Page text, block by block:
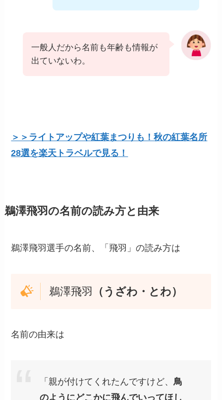
一般人だから名前も年齢も情報が
出ていないわ。
＞＞ライトアップや紅葉まつりも！秋の紅葉名所
28選を楽天トラベルで見る！
鵜澤飛羽の名前の読み方と由来
鵜澤飛羽選手の名前、「飛羽」の読み方は
鵜澤飛羽 （うざわ・とわ）
名前の由来は
「親が付けてくれたんですけど、 鳥
のようにどこかに飛んでいってほし